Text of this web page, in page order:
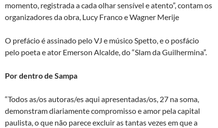
momento, registrada a cada olhar sensível e atento”, contam os
organizadores da obra, Lucy Franco e Wagner Merije
O prefácio é assinado pelo VJ e músico Spetto, e o posfácio
pelo poeta e ator Emerson Alcalde, do “Slam da Guilhermina”.
Por dentro de Sampa
“Todos as/os autoras/es aqui apresentadas/os, 27 na soma,
demonstram diariamente compromisso e amor pela capital
paulista, o que não parece excluir as tantas vezes em que a